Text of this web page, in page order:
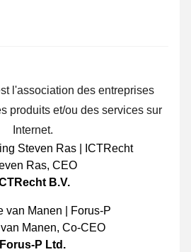
l'association des entreprises
produits et/ou des services sur
Internet.
Ras, CEO
B.V.
Manen, Co-CEO
Forus-P Ltd.